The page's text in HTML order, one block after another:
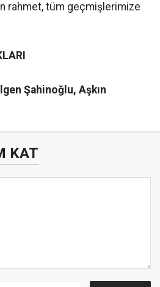
rahmet, tüm geçmişlerimize
Şahinoğlu, Aşkın
KAT